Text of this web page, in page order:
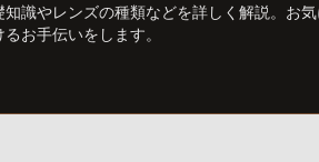
知識やレンズの種類などを詳しく解説。お
お手伝いをします。